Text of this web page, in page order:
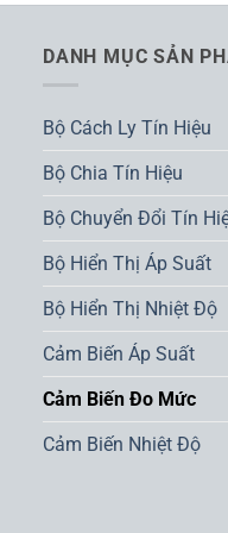
DANH MỤC SẢN
Bộ Cách Ly Tín Hiệu
Bộ Chia Tín Hiệu
Bộ Chuyển Đổi Tín
Bộ Hiển Thị Áp Suất
Bộ Hiển Thị Nhiệt Độ
Cảm Biến Áp Suất
Cảm Biến Đo Mức
Cảm Biến Nhiệt Độ